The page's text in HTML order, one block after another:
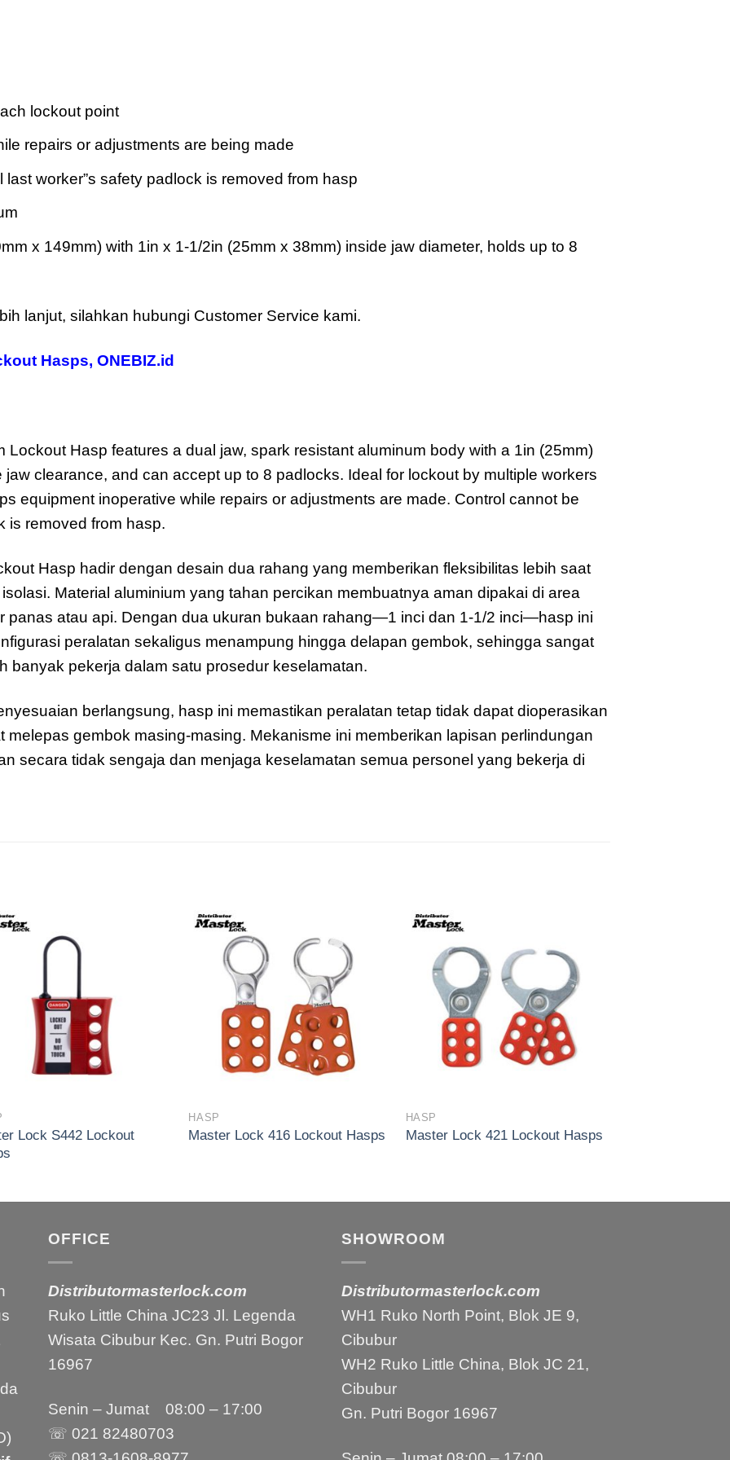
lockout point
repairs or adjustments are being made
worker”s safety padlock is removed from hasp
x 149mm) with 1in x 1-1/2in (25mm x 38mm) inside jaw diameter, holds up to 8
lanjut, silahkan hubungi Customer Service kami.
Hasps, ONEBIZ.id
Lockout Hasp features a dual jaw, spark resistant aluminum body with a 1in (25mm)
clearance, and can accept up to 8 padlocks. Ideal for lockout by multiple workers
equipment inoperative while repairs or adjustments are made. Control cannot be
is removed from hasp.
Hasp hadir dengan desain dua rahang yang memberikan fleksibilitas lebih saat
Material aluminium yang tahan percikan membuatnya aman dipakai di area
panas atau api. Dengan dua ukuran bukaan rahang—1 inci dan 1-1/2 inci—hasp ini
peralatan sekaligus menampung hingga delapan gembok, sehingga sangat
banyak pekerja dalam satu prosedur keselamatan.
berlangsung, hasp ini memastikan peralatan tetap tidak dapat dioperasikan
melepas gembok masing-masing. Mekanisme ini memberikan lapisan perlindungan
secara tidak sengaja dan menjaga keselamatan semua personel yang bekerja di
Lock S442 Lockout
Add to
wishlist
HASP
Master Lock 416 Lockout Hasps
Add to
wishlist
HASP
Master Lock 421 Lockout Hasps
OFFICE
Distributormasterlock.com
Ruko Little China JC23 Jl. Legenda
Wisata Cibubur Kec. Gn. Putri Bogor
16967
Senin – Jumat 08:00 – 17:00
☏ 021 82480703
SHOWROOM
Distributormasterlock.com
WH1 Ruko North Point, Blok JE 9,
Cibubur
WH2 Ruko Little China, Blok JC 21,
Cibubur
Gn. Putri Bogor 16967